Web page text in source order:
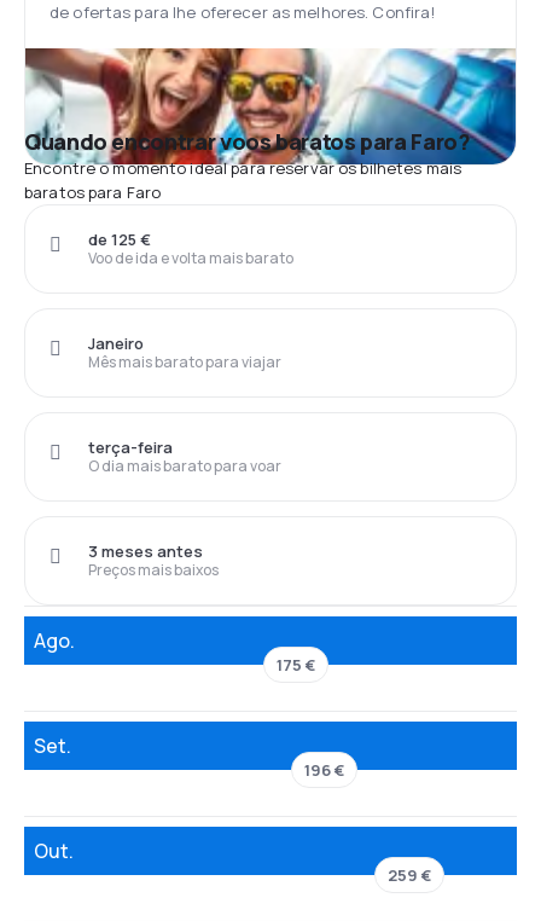
de ofertas para lhe oferecer as melhores. Confira!
Quando encontrar voos baratos para Faro?
Encontre o momento ideal para reservar os bilhetes mais
baratos para Faro
Voo de ida e volta mais barato
de 125 €
Mês mais barato para viajar
Janeiro
O dia mais barato para voar
terça-feira
Preços mais baixos
3 meses antes
Ago.
175 €
Set.
196 €
Out.
259 €